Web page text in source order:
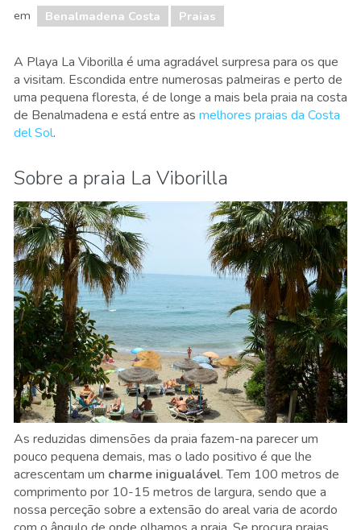
em Benalmadena Costa Praias
A Playa La Viborilla é uma agradável surpresa para os que
a visitam. Escondida entre numerosas palmeiras e perto de
uma pequena floresta, é de longe a mais bela praia na costa
de Benalmadena e está entre as melhores praias da Costa
del Sol.
Sobre a praia La Viborilla
As reduzidas dimensões da praia fazem-na parecer um
pouco pequena demais, mas o lado positivo é que lhe
acrescentam um charme inigualável. Tem 100 metros de
comprimento por 10-15 metros de largura, sendo que a
nossa perceção sobre a extensão do areal varia de acordo